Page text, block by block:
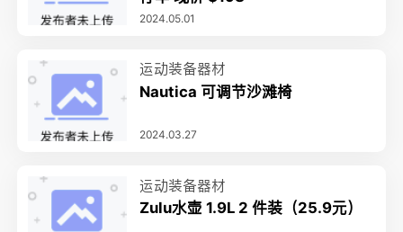
2024.05.01
运动装备器材
Nautica 可调节沙滩椅
2024.03.27
运动装备器材
Zulu水壶 1.9L 2 件装（25.9元）